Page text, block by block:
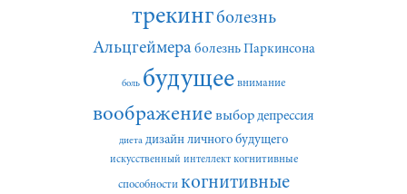
трекингболезнь
Альцгеймера болезнь Паркинсона
боль будущее внимание
воображение выбор депрессия
диета дизайн личного будущего
искусственный интеллект когнитивные
способности когнитивные